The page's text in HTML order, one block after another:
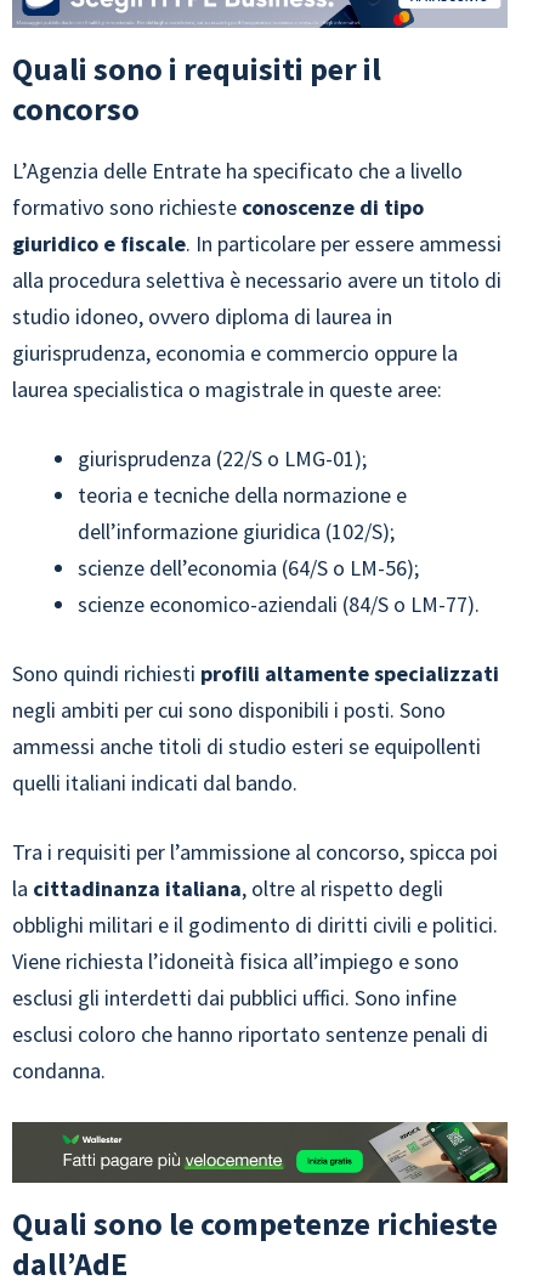
Quali sono i requisiti per il
concorso
L’Agenzia delle Entrate ha specificato che a livello
formativo sono richieste conoscenze di tipo
giuridico e fiscale. In particolare per essere ammessi
alla procedura selettiva è necessario avere un titolo di
studio idoneo, ovvero diploma di laurea in
giurisprudenza, economia e commercio oppure la
laurea specialistica o magistrale in queste aree:
giurisprudenza (22/S o LMG-01);
teoria e tecniche della normazione e
dell’informazione giuridica (102/S);
scienze dell’economia (64/S o LM-56);
scienze economico-aziendali (84/S o LM-77).
Sono quindi richiesti profili altamente specializzati
negli ambiti per cui sono disponibili i posti. Sono
ammessi anche titoli di studio esteri se equipollenti
quelli italiani indicati dal bando.
Tra i requisiti per l’ammissione al concorso, spicca poi
la cittadinanza italiana, oltre al rispetto degli
obblighi militari e il godimento di diritti civili e politici.
Viene richiesta l’idoneità fisica all’impiego e sono
esclusi gli interdetti dai pubblici uffici. Sono infine
esclusi coloro che hanno riportato sentenze penali di
condanna.
Quali sono le competenze richieste
dall’AdE